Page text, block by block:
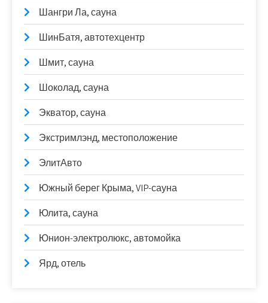
Шангри Ла, сауна
ШинБатя, автотехцентр
Шмит, сауна
Шоколад, сауна
Экватор, сауна
Экстримлэнд, местоположение
ЭлитАвто
Южный берег Крыма, VIP-сауна
Юлита, сауна
Юнион-электролюкс, автомойка
Ярд, отель